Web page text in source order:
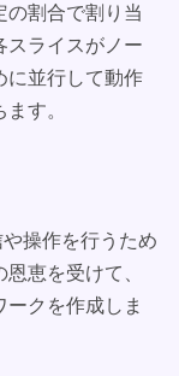
の割合で割り当
スライスがノー
に並行して動作
す。
操作を行うため
恵を受けて、
クを作成しま